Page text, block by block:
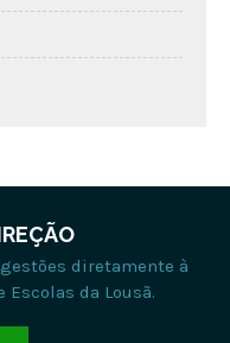
diretamente à
Escolas da Lousã.